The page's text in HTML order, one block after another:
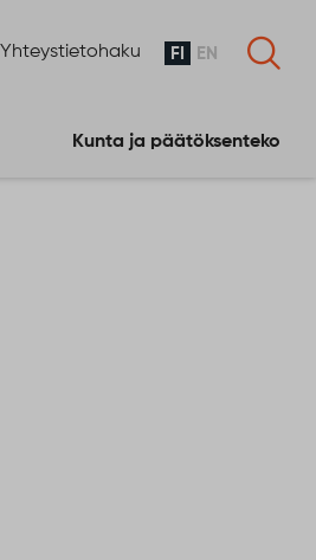
Yhteystietohaku FI EN
Kunta ja päätöksenteko